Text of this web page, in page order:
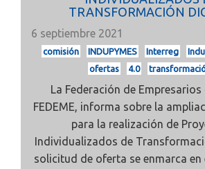
TRANSFORMACIÓN
6 septiembre 2021
comisión INDUPYMES Interreg
ofertas
4.0
La Federación de
FEDEME, informa sobre la
para la realización de
Individualizados de
solicitud de oferta se enmarca